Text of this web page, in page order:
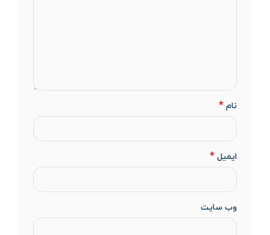
نام *
ایمیل *
وب‌ سایت